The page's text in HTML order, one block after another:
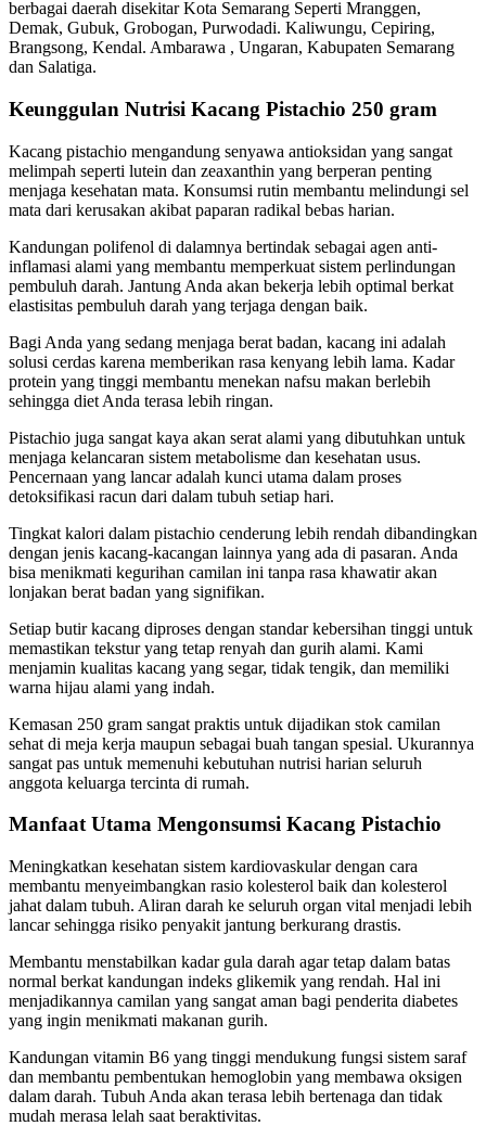
berbagai daerah disekitar Kota Semarang Seperti Mranggen,
Demak, Gubuk, Grobogan, Purwodadi. Kaliwungu, Cepiring,
Brangsong, Kendal. Ambarawa , Ungaran, Kabupaten Semarang
dan Salatiga.
Keunggulan Nutrisi Kacang Pistachio 250 gram
Kacang pistachio mengandung senyawa antioksidan yang sangat
melimpah seperti lutein dan zeaxanthin yang berperan penting
menjaga kesehatan mata. Konsumsi rutin membantu melindungi sel
mata dari kerusakan akibat paparan radikal bebas harian.
Kandungan polifenol di dalamnya bertindak sebagai agen anti-
inflamasi alami yang membantu memperkuat sistem perlindungan
pembuluh darah. Jantung Anda akan bekerja lebih optimal berkat
elastisitas pembuluh darah yang terjaga dengan baik.
Bagi Anda yang sedang menjaga berat badan, kacang ini adalah
solusi cerdas karena memberikan rasa kenyang lebih lama. Kadar
protein yang tinggi membantu menekan nafsu makan berlebih
sehingga diet Anda terasa lebih ringan.
Pistachio juga sangat kaya akan serat alami yang dibutuhkan untuk
menjaga kelancaran sistem metabolisme dan kesehatan usus.
Pencernaan yang lancar adalah kunci utama dalam proses
detoksifikasi racun dari dalam tubuh setiap hari.
Tingkat kalori dalam pistachio cenderung lebih rendah dibandingkan
dengan jenis kacang-kacangan lainnya yang ada di pasaran. Anda
bisa menikmati kegurihan camilan ini tanpa rasa khawatir akan
lonjakan berat badan yang signifikan.
Setiap butir kacang diproses dengan standar kebersihan tinggi untuk
memastikan tekstur yang tetap renyah dan gurih alami. Kami
menjamin kualitas kacang yang segar, tidak tengik, dan memiliki
warna hijau alami yang indah.
Kemasan 250 gram sangat praktis untuk dijadikan stok camilan
sehat di meja kerja maupun sebagai buah tangan spesial. Ukurannya
sangat pas untuk memenuhi kebutuhan nutrisi harian seluruh
anggota keluarga tercinta di rumah.
Manfaat Utama Mengonsumsi Kacang Pistachio
Meningkatkan kesehatan sistem kardiovaskular dengan cara
membantu menyeimbangkan rasio kolesterol baik dan kolesterol
jahat dalam tubuh. Aliran darah ke seluruh organ vital menjadi lebih
lancar sehingga risiko penyakit jantung berkurang drastis.
Membantu menstabilkan kadar gula darah agar tetap dalam batas
normal berkat kandungan indeks glikemik yang rendah. Hal ini
menjadikannya camilan yang sangat aman bagi penderita diabetes
yang ingin menikmati makanan gurih.
Kandungan vitamin B6 yang tinggi mendukung fungsi sistem saraf
dan membantu pembentukan hemoglobin yang membawa oksigen
dalam darah. Tubuh Anda akan terasa lebih bertenaga dan tidak
mudah merasa lelah saat beraktivitas.